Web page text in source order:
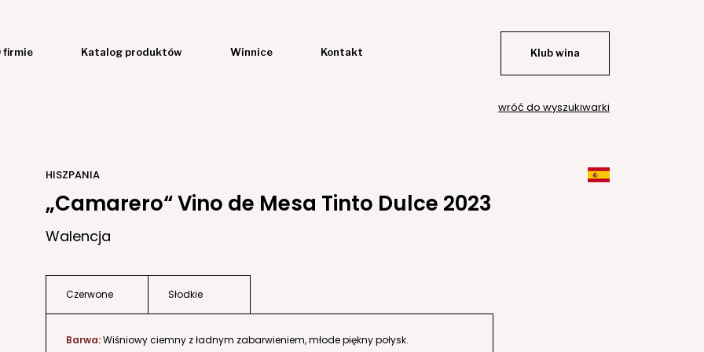
firmie Katalog produktów Winnice Kontakt Klub wina
wróć do wyszukiwarki
HISZPANIA
„Camarero“ Vino de Mesa Tinto Dulce 2023
Walencja
Czerwone Słodkie
Barwa:Wiśniowy ciemny z ładnym zabarwieniem, młode piękny połysk.